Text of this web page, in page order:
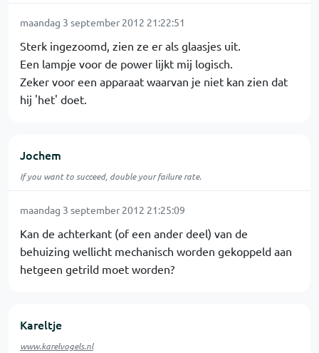
maandag 3 september 2012 21:22:51
Sterk ingezoomd, zien ze er als glaasjes uit.
Een lampje voor de power lijkt mij logisch.
Zeker voor een apparaat waarvan je niet kan zien dat
hij 'het' doet.
Jochem
If you want to succeed, double your failure rate.
maandag 3 september 2012 21:25:09
Kan de achterkant (of een ander deel) van de
behuizing wellicht mechanisch worden gekoppeld aan
hetgeen getrild moet worden?
Kareltje
www.karelvogels.nl